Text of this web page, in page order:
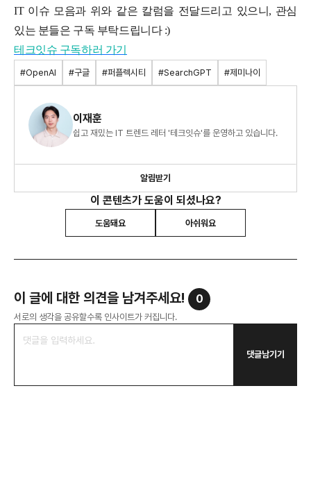
IT 이슈 모음과 위와 같은 칼럼을 전달드리고 있으니, 관심
있는 분들은 구독 부탁드립니다 :)
테크잇슈 구독하러 가기
#OpenAI #구글 #퍼플렉시티 #SearchGPT #제미나이
이재훈
쉽고 재밌는 IT 트렌드 레터 '테크잇슈'를 운영하고 있습니다.
알림받기
이 콘텐츠가 도움이 되셨나요?
도움돼요 아쉬워요
이 글에 대한 의견을 남겨주세요! 0
서로의 생각을 공유할수록 인사이트가 커집니다.
댓글남기기